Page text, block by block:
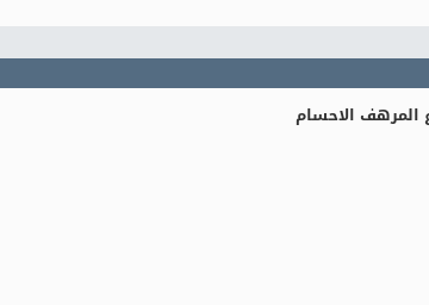
المرهف الاحسام